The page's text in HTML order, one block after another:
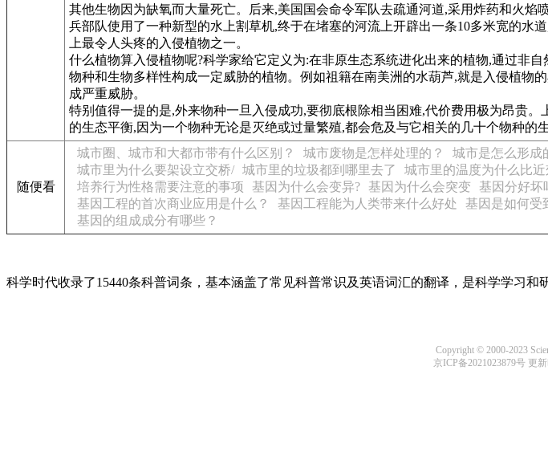
其他生物因为缺氧而大量死亡。后来,美国国会命令军队去疏通河道,采用炸药和火
兵部队使用了一种新型的水上割草机,终于在堵塞的河流上开辟出一条10多米宽的水
上最令人头疼的入侵植物之一。
什么植物算入侵植物呢?科学家给它定义为:在非原生态系统进化出来的植物,通过非
物种和生物多样性构成一定威胁的植物。例如祖籍在南美洲的水葫芦,就是入侵植物
成严重威胁。
特别值得一提的是,外来物种一旦入侵成功,要彻底根除相当困难,代价费用极为昂贵
的生态平衡,因为一个物种无论是灭绝或过量繁殖,都会危及与它相关的几十个物种的
随便看
城市圈、城市和大都市带有什么区别？ 城市废物是怎样处理的？ 城市是怎么形成
城市里为什么要架设立交桥/ 城市里的垃圾都到哪里去了 城市里的温度为什么比近
培养行为性格需要注意的事项
基因为什么会变异? 基因为什么会突变 基因分好坏
基因工程的首次商业应用是什么？
基因工程能为人类带来什么好处 基因是如何受
基因的组成成分有哪些？
科学时代收录了15440条科普词条，基本涵盖了常见科普常识及英语词汇的翻译，是科学学习和
Copyright © 2000-2023
京ICP备2021023879号更新